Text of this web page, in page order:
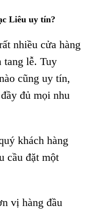
Liêu uy tín?
nhiều cửa hàng
tang lễ. Tuy
cũng uy tín,
đủ mọi nhu
khách hàng
cầu đặt một
vị hàng đầu